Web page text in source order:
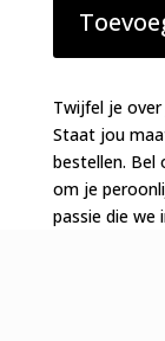
slip
zwart
aantal
Twijfel je
Staat jou
bestellen. Bel
om je
passie die we